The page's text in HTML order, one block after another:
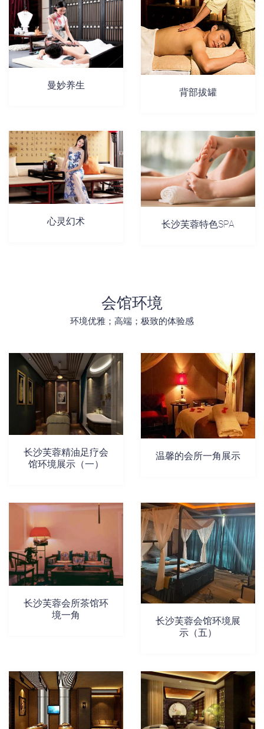
曼妙养生
背部拔罐
心灵幻术 长沙芙蓉特色SPA
会馆环境
环境优雅；高端；极致的体验感
长沙芙蓉精油足疗会
馆环境展示（一）
温馨的会所一角展示
长沙芙蓉会所茶馆环
境一角
长沙芙蓉会馆环境展
示（五）​